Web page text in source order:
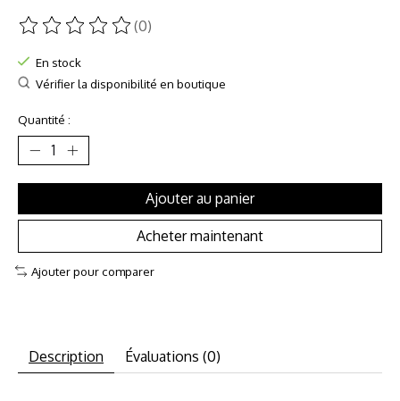
Ce produit est évalué à
(0)
En stock
Vérifier la disponibilité en boutique
Quantité :
Ajouter au panier
Acheter maintenant
Ajouter pour comparer
Description Évaluations (0)